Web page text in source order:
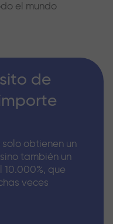
el mundo
de
solo obtienen un
también un
10.000%, que
veces